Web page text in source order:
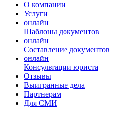
О компании
Услуги
онлайн
Шаблоны документов
онлайн
Составление документов
онлайн
Консультации юриста
Отзывы
Выигранные дела
Партнерам
Для СМИ